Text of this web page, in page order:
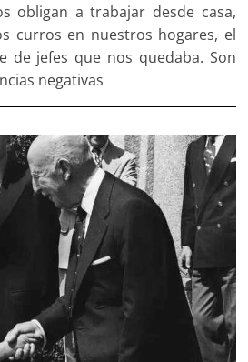
obligan a trabajar desde casa,
curros en nuestros hogares, el
de jefes que nos quedaba. Son
negativas